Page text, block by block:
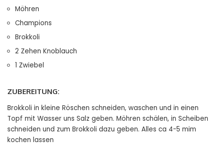
Möhren
Champions
Brokkoli
2 Zehen Knoblauch
1 Zwiebel
ZUBEREITUNG:
Brokkoli in kleine Röschen schneiden, waschen und in einen
Topf mit Wasser uns Salz geben. Möhren schälen, in Scheiben
schneiden und zum Brokkoli dazu geben. Alles ca 4-5 mim
kochen lassen